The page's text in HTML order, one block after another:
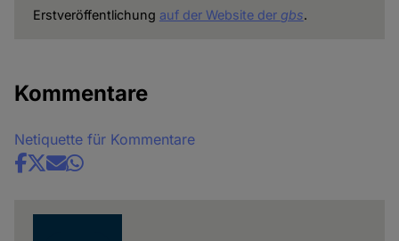
Erstveröffentlichung auf der Website der gbs.
Kommentare
Netiquette für Kommentare
Share